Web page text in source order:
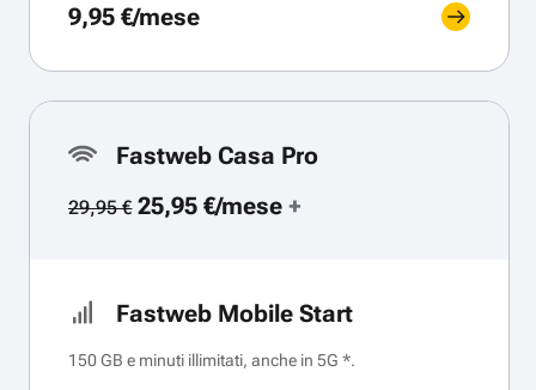
9,95 €/mese
Fastweb Casa Pro
29,95 €25,95 €/mese+
Fastweb Mobile Start
150 GB e minuti illimitati, anche in 5G *.